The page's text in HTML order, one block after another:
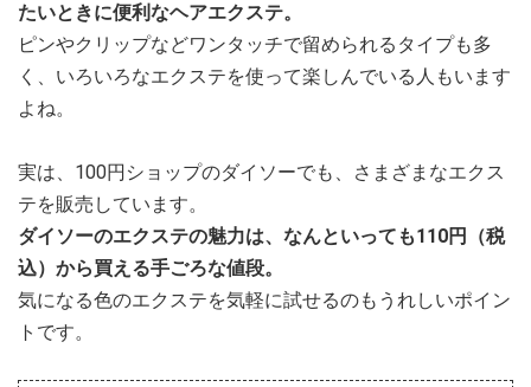
たいときに便利なヘアエクステ。
ピンやクリップなどワンタッチで留められるタイプも多
く、いろいろなエクステを使って楽しんでいる人もいます
よね。
実は、100円ショップのダイソーでも、さまざまなエクス
テを販売しています。
ダイソーのエクステの魅力は、なんといっても110円（税
込）から買える手ごろな値段。
気になる色のエクステを気軽に試せるのもうれしいポイン
トです。